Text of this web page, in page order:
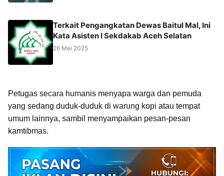
Terkait Pengangkatan Dewas Baitul Mal, Ini
Kata Asisten I Sekdakab Aceh Selatan
26 Mei 2025
Petugas secara humanis menyapa warga dan pemuda
yang sedang duduk-duduk di warung kopi atau tempat
umum lainnya, sambil menyampaikan pesan-pesan
kamtibmas.